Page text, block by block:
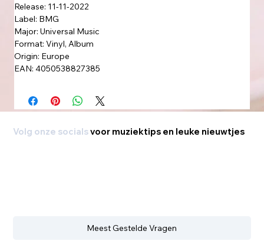
Release: 11-11-2022
Label: BMG
Major: Universal Music
Format: Vinyl, Album
Origin: Europe
EAN: 4050538827385
Volg onze socialsvoor muziektips en leuke nieuwtjes
Meest Gestelde Vragen